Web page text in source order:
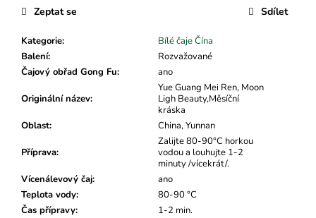
Kategorie:
Bílé čaje Čína
Balení:
Rozvažované
Čajový obřad Gong Fu: ano
Originální název:
Yue Guang Mei Ren, Moon
Ligh Beauty,Měsíční
kráska
Oblast: China, Yunnan
Příprava:
Zalijte 80-90°C horkou
vodou a louhujte 1-2
minuty /vícekrát/.
Vícenálevový čaj:
ano
Teplota vody:
80-90 °C
Čas přípravy:
1-2 min.
Zeptat se Sdílet